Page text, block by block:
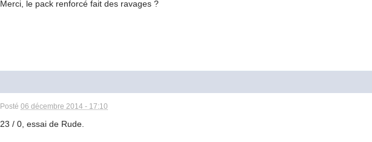
Merci, le pack renforcé fait des ravages ?
Posté06 décembre 2014 - 17:10
23 / 0, essai de Rude.